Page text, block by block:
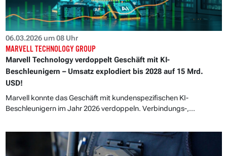
06.03.2026 um 08 Uhr
MARVELL TECHNOLOGY GROUP
Marvell Technology verdoppelt Geschäft mit KI-
Beschleunigern – Umsatz explodiert bis 2028 auf 15 Mrd.
USD!
Marvell konnte das Geschäft mit kundenspezifischen KI-
Beschleunigern im Jahr 2026 verdoppeln. Verbindungs-,...